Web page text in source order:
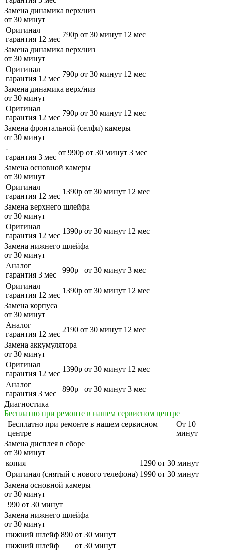
Замена динамика верх/низ
от 30 минут
Оригинал
гарантия 12 мес
790р от 30 минут 12 мес
Замена динамика верх/низ
от 30 минут
Оригинал
гарантия 12 мес
790р от 30 минут 12 мес
Замена динамика верх/низ
от 30 минут
Оригинал
гарантия 12 мес
790р от 30 минут 12 мес
Замена фронтальной (селфи) камеры
от 30 минут
-
гарантия 3 мес
от 990р от 30 минут 3 мес
Замена основной камеры
от 30 минут
Оригинал
гарантия 12 мес
1390р от 30 минут 12 мес
Замена верхнего шлейфа
от 30 минут
Оригинал
гарантия 12 мес
1390р от 30 минут 12 мес
Замена нижнего шлейфа
от 30 минут
Аналог
гарантия 3 мес
990р от 30 минут 3 мес
Оригинал
гарантия 12 мес
1390р от 30 минут 12 мес
Замена корпуса
от 30 минут
Аналог
гарантия 12 мес
2190 от 30 минут 12 мес
Замена аккумулятора
от 30 минут
Оригинал
гарантия 12 мес
1390р от 30 минут 12 мес
Аналог
гарантия 3 мес
890р от 30 минут 3 мес
Диагностика
Бесплатно при ремонте в нашем сервисном центре
Бесплатно при ремонте в нашем сервисном
центре
От 10
минут
Замена дисплея в сборе
от 30 минут
копия
1290 от 30 минут
Оригинал (снятый с нового телефона) 1990 от 30 минут
Замена основной камеры
от 30 минут
990 от 30 минут
Замена нижнего шлейфа
от 30 минут
нижний шлейф 890 от 30 минут
нижний шлейф
от 30 минут